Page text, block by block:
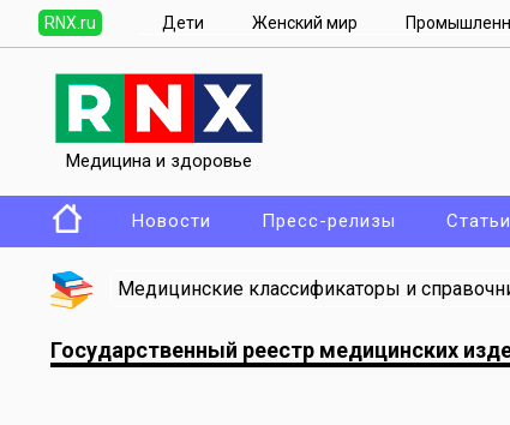
RNX.ru Дети Женский мир
Медицина и здоровье
Новости Пресс-релизы
Медицинские классификаторы и
Государственный реестр медицинских